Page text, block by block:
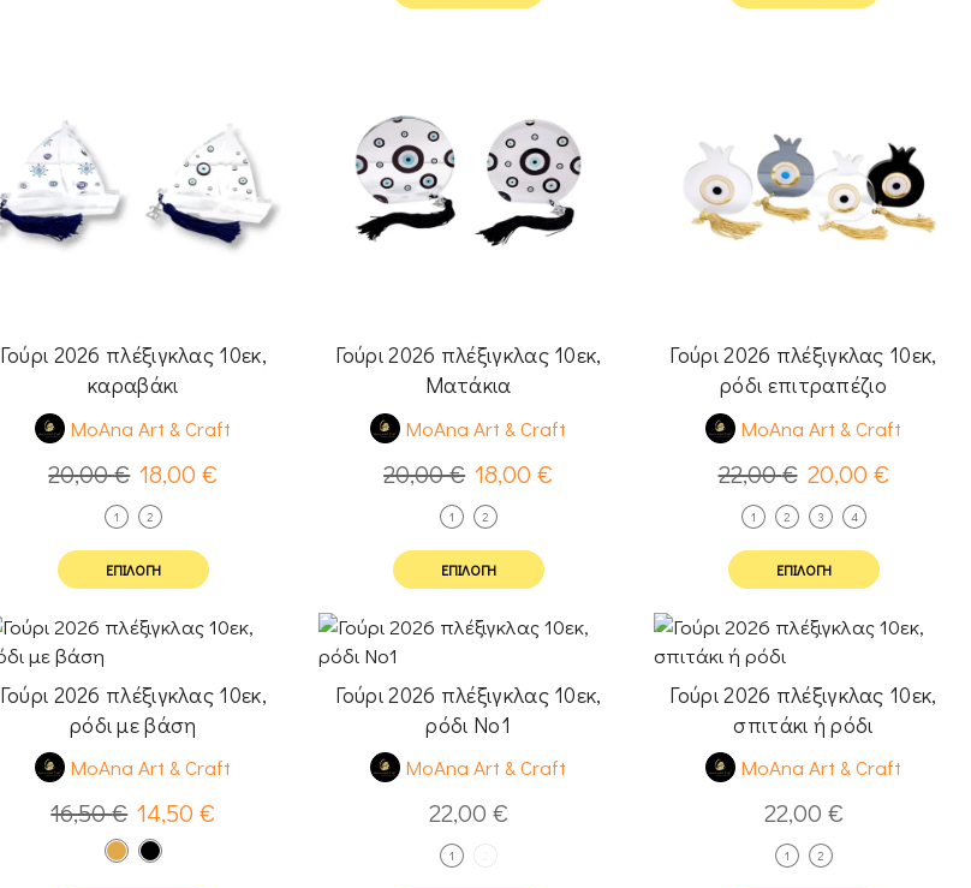
Γούρι 2026 πλέξιγκλας 10εκ,
καραβάκι
MoAna Art & Craft
20,00€ 18,00€
1 2
ΕΠΙΛΟΓΉ
Γούρι 2026 πλέξιγκλας 10εκ,
Ματάκια
MoAna Art & Craft
20,00€ 18,00€
1 2
ΕΠΙΛΟΓΉ
Γούρι 2026 πλέξιγκλας 10εκ,
ρόδι επιτραπέζιο
MoAna Art & Craft
22,00€ 20,00 €
1 2 3 4
ΕΠΙΛΟΓΉ
Γούρι 2026 πλέξιγκλας 10εκ,
ρόδι με βάση
MoAna Art & Craft
16,50€ 14,50€
Γούρι 2026 πλέξιγκλας 10εκ,
ρόδι Νο1
MoAna Art & Craft
22,00 €
1
Γούρι 2026 πλέξιγκλας 10εκ,
σπιτάκι ή ρόδι
MoAna Art & Craft
22,00 €
1 2